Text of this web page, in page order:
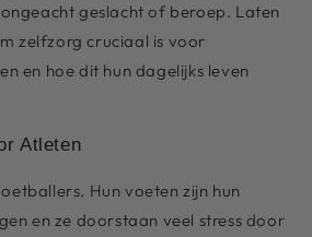
geslacht of beroep. Laten
zelfzorg cruciaal is voor
en hoe dit hun dagelijks leven
Atleten
Hun voeten zijn hun
en ze doorstaan veel stress door